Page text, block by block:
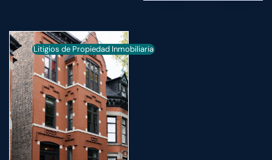
Litigios de Propiedad Inmobiliaria